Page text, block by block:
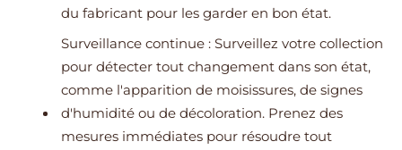
du fabricant pour les garder en bon état.
Surveillance continue : Surveillez votre collection
pour détecter tout changement dans son état,
comme l'apparition de moisissures, de signes
d'humidité ou de décoloration. Prenez des
mesures immédiates pour résoudre tout